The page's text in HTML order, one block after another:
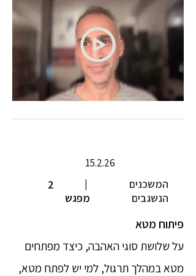
15.2.26
המשכנים
הנשגבים
2
|
מפגש
פיתוח מטא
על שלושת סוגי האהבה, כיצד מפתחים
מטא במהלך תרגול, למי יש לפתח מטא,